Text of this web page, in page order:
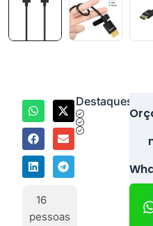
Destaques
16
pessoas